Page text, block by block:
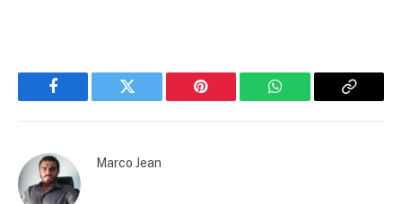
Facebook Twitter Pinterest WhatsApp Copy
Marco Jean